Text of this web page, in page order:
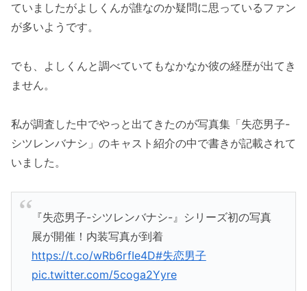
ていましたがよしくんが誰なのか疑問に思っているファン
が多いようです。
でも、よしくんと調べていてもなかなか彼の経歴が出てき
ません。
私が調査した中でやっと出てきたのが写真集「失恋男子-
シツレンバナシ」のキャスト紹介の中で書きが記載されて
いました。
『失恋男子-シツレンバナシ-』シリーズ初の写真
展が開催！内装写真が到着
https://t.co/wRb6rfIe4D#失恋男子
pic.twitter.com/5coga2Yyre